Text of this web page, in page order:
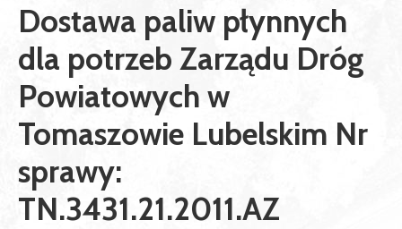
Dostawa paliw płynnych
dla potrzeb Zarządu Dróg
Powiatowych w
Tomaszowie Lubelskim Nr
sprawy:
TN.3431.21.2011.AZ